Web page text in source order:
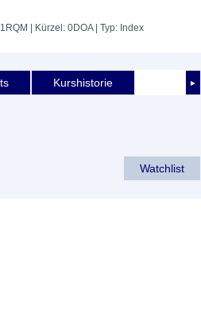
| Kürzel: 0DOA| Typ: Index
►
Kurshistorie
Watchlist